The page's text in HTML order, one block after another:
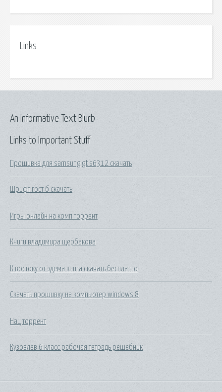
Links
Links to Important Stuff
Прошивка для samsung gt s6312 скачать
Шрифт гост б скачать
Игры онлайн на комп торрент
Книги владимира щербакова
К востоку от эдема книга скачать бесплатно
Скачать прошивку на компьютер windows 8
Нац торрент
Кузовлев 6 класс рабочая тетрадь решебник
An Informative Text Blurb